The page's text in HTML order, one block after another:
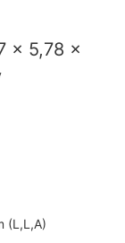
× 5,78 ×
(L,L,A)